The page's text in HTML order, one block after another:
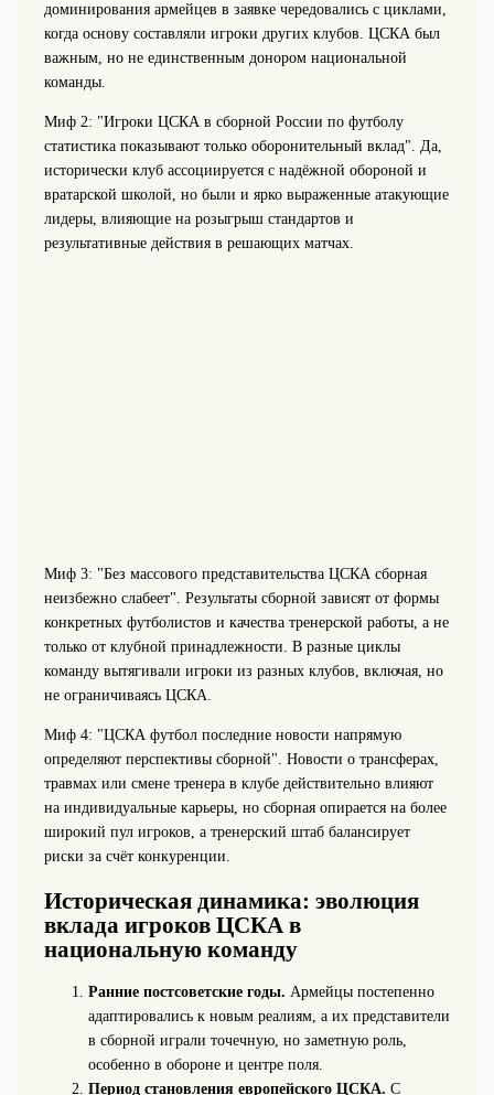
доминирования армейцев в заявке чередовались с циклами,
когда основу составляли игроки других клубов. ЦСКА был
важным, но не единственным донором национальной
команды.
Миф 2: "Игроки ЦСКА в сборной России по футболу
статистика показывают только оборонительный вклад". Да,
исторически клуб ассоциируется с надёжной обороной и
вратарской школой, но были и ярко выраженные атакующие
лидеры, влияющие на розыгрыш стандартов и
результативные действия в решающих матчах.
Миф 3: "Без массового представительства ЦСКА сборная
неизбежно слабеет". Результаты сборной зависят от формы
конкретных футболистов и качества тренерской работы, а не
только от клубной принадлежности. В разные циклы
команду вытягивали игроки из разных клубов, включая, но
не ограничиваясь ЦСКА.
Миф 4: "ЦСКА футбол последние новости напрямую
определяют перспективы сборной". Новости о трансферах,
травмах или смене тренера в клубе действительно влияют
на индивидуальные карьеры, но сборная опирается на более
широкий пул игроков, а тренерский штаб балансирует
риски за счёт конкуренции.
Историческая динамика: эволюция
вклада игроков ЦСКА в
национальную команду
Ранние постсоветские годы. Армейцы постепенно
адаптировались к новым реалиям, а их представители
в сборной играли точечную, но заметную роль,
особенно в обороне и центре поля.
Период становления европейского ЦСКА. С